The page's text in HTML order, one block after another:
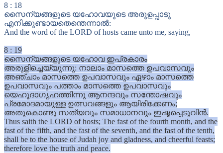
8 : 18
സൈന്യങ്ങളുടെ യഹോവയുടെ അരുളപ്പാടു
എനിക്കുണ്ടായതെന്തെന്നാൽ:
And the word of the LORD of hosts came unto me, saying,
8 : 19
സൈന്യങ്ങളുടെ യഹോവ ഇപ്രകാരം
അരുളിച്ചെയ്യുന്നു: നാലാം മാസത്തെ ഉപവാസവും
അഞ്ചാം മാസത്തെ ഉപവാസവും ഏഴാം മാസത്തെ
ഉപവാസവും പത്താം മാസത്തെ ഉപവാസവും
യെഹൂദാഗൃഹത്തിന്നു ആനന്ദവും സന്തോഷവും
പ്രമോദമായുള്ള ഉത്സവങ്ങളും ആയിരിക്കേണം;
അതുകൊണ്ടു സത്യവും സമാധാനവും ഇഷ്ടപ്പെടുവിൻ.
Thus saith the LORD of hosts; The fast of the fourth month, and the
fast of the fifth, and the fast of the seventh, and the fast of the tenth,
shall be to the house of Judah joy and gladness, and cheerful feasts;
therefore love the truth and peace.